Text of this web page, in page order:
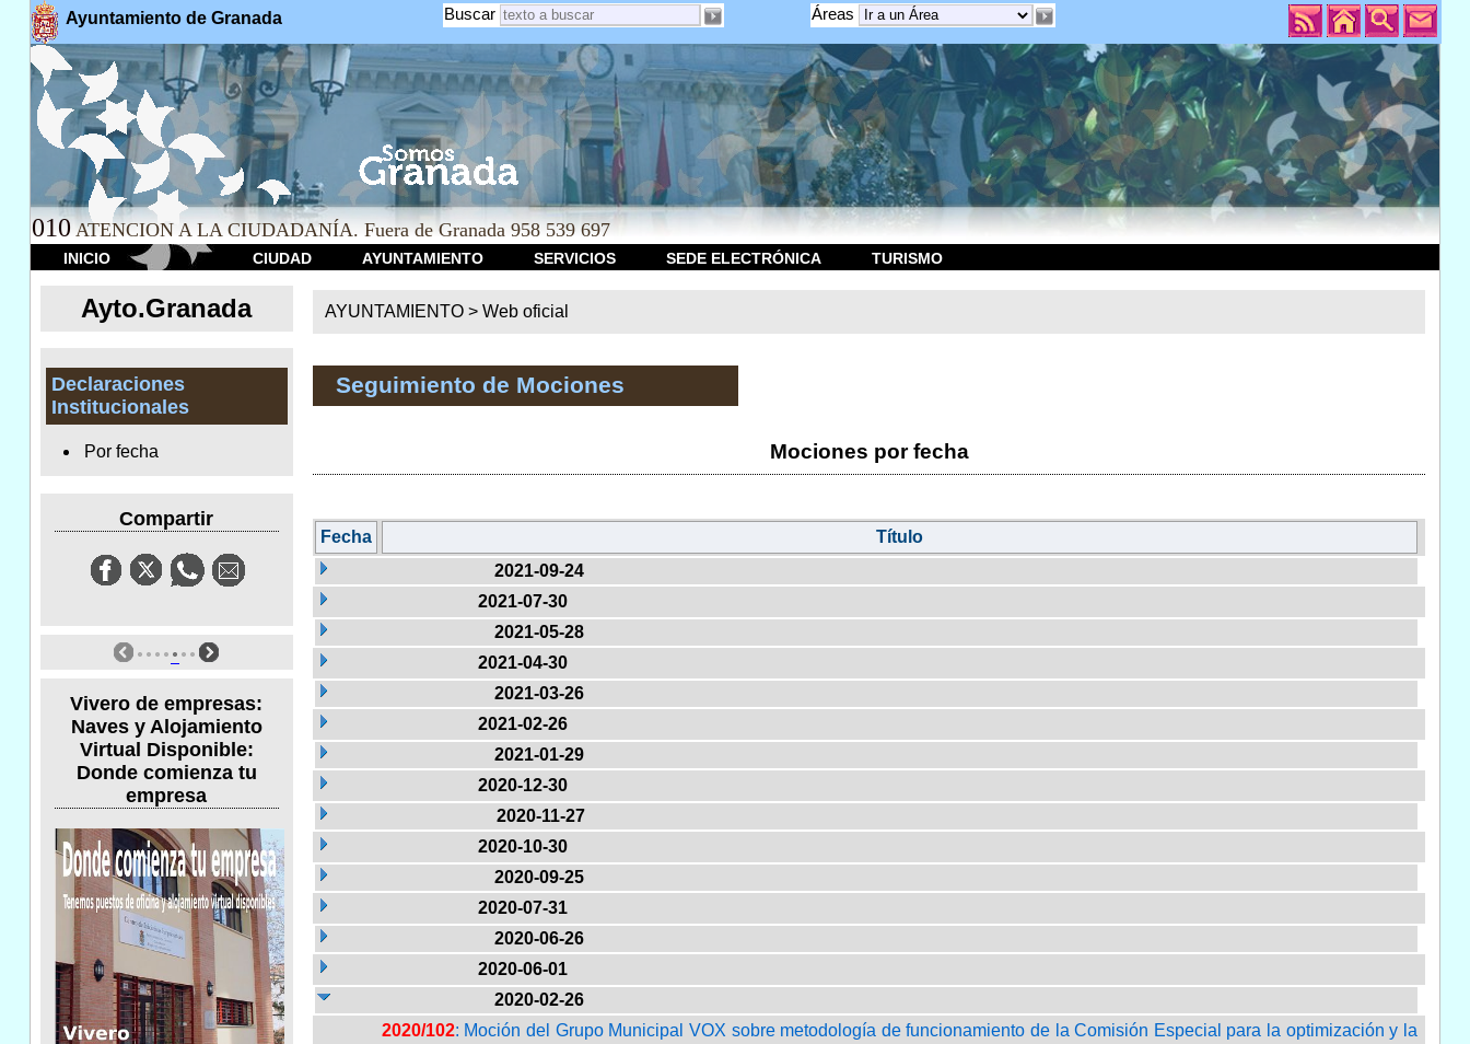
Ayuntamiento de Granada Áreas
Buscar
010 ATENCION A LA CIUDADANÍA. Fuera de Granada 958 539 697
INICIO CIUDAD AYUNTAMIENTO SERVICIOS SEDE ELECTRÓNICA TURISMO
Ayto.Granada
Declaraciones
Institucionales
Por fecha
Compartir
Vivero de empresas:
Naves y Alojamiento
Virtual Disponible:
Donde comienza tu
empresa
AYUNTAMIENTO > Web oficial
Seguimiento de Mociones
Mociones por fecha
Fecha
Título
2021-09-24
2021-07-30
2021-05-28
2021-04-30
2021-03-26
2021-02-26
2021-01-29
2020-12-30
2020-11-27
2020-10-30
2020-09-25
2020-07-31
2020-06-26
2020-06-01
2020-02-26
2020/102: Moción del Grupo Municipal VOX sobre metodología de funcionamiento de la Comisión Especial para la optimización y la